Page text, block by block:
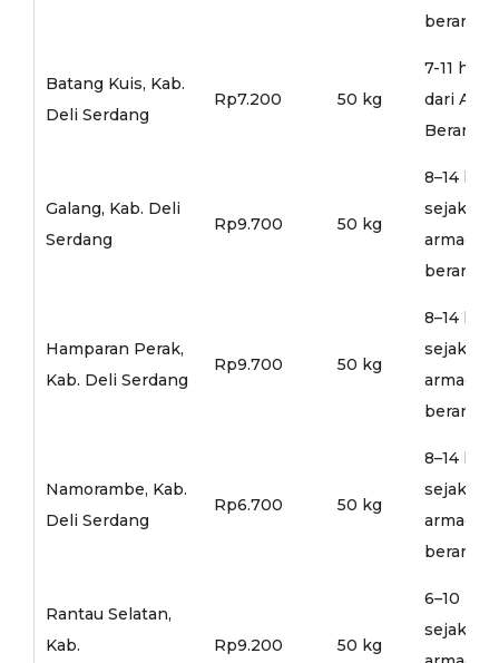
Batang Kuis, Kab.
Deli Serdang
Rp7.200 50 kg
7-11 hari
dari
Galang, Kab. Deli
Serdang
Rp9.700 50 kg
8–14 hari
sejak
armada
Hamparan Perak,
Kab. Deli Serdang
Rp9.700 50 kg
8–14 hari
sejak
armada
Namorambe, Kab.
Deli Serdang
Rp6.700 50 kg
8–14 hari
sejak
armada
Rantau Selatan,
Kab.
Rp9.200 50 kg
6–10 hari
sejak